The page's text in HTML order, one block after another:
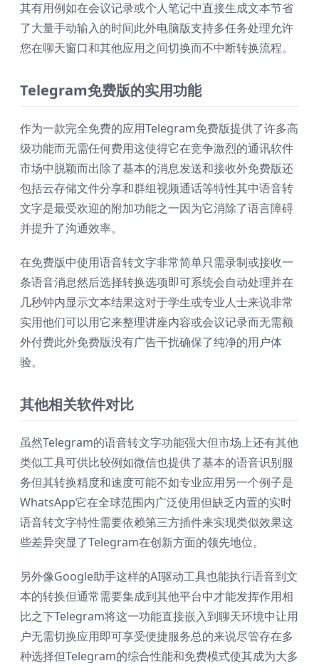
其有用例如在会议记录或个人笔记中直接生成文本节省
了大量手动输入的时间此外电脑版支持多任务处理允许
您在聊天窗口和其他应用之间切换而不中断转换流程。
Telegram免费版的实用功能
作为一款完全免费的应用Telegram免费版提供了许多高
级功能而无需任何费用这使得它在竞争激烈的通讯软件
市场中脱颖而出除了基本的消息发送和接收外免费版还
包括云存储文件分享和群组视频通话等特性其中语音转
文字是最受欢迎的附加功能之一因为它消除了语言障碍
并提升了沟通效率。
在免费版中使用语音转文字非常简单只需录制或接收一
条语音消息然后选择转换选项即可系统会自动处理并在
几秒钟内显示文本结果这对于学生或专业人士来说非常
实用他们可以用它来整理讲座内容或会议记录而无需额
外付费此外免费版没有广告干扰确保了纯净的用户体
验。
其他相关软件对比
虽然Telegram的语音转文字功能强大但市场上还有其他
类似工具可供比较例如微信也提供了基本的语音识别服
务但其转换精度和速度可能不如专业应用另一个例子是
WhatsApp它在全球范围内广泛使用但缺乏内置的实时
语音转文字特性需要依赖第三方插件来实现类似效果这
些差异突显了Telegram在创新方面的领先地位。
另外像Google助手这样的AI驱动工具也能执行语音到文
本的转换但通常需要集成到其他平台中才能发挥作用相
比之下Telegram将这一功能直接嵌入到聊天环境中让用
户无需切换应用即可享受便捷服务总的来说尽管存在多
种选择但Telegram的综合性能和免费模式使其成为大多